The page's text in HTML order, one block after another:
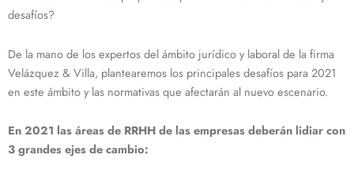
desafíos?
De la mano de los expertos del ámbito jurídico y laboral de la firma
Velázquez & Villa, plantearemos los principales desafíos para 2021
en este ámbito y las normativas que afectarán al nuevo escenario.
En 2021 las áreas de RRHH de las empresas deberán lidiar con
3 grandes ejes de cambio: